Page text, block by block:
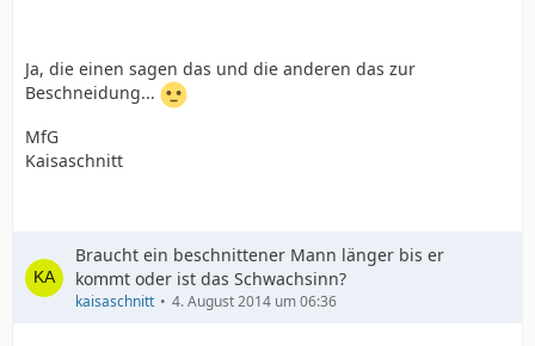
Ja, die einen sagen das und die anderen das zur
Beschneidung...
MfG
Kaisaschnitt
Braucht ein beschnittener Mann länger bis er
kommt oder ist das Schwachsinn?
kaisaschnitt 4. August 2014 um 06:36